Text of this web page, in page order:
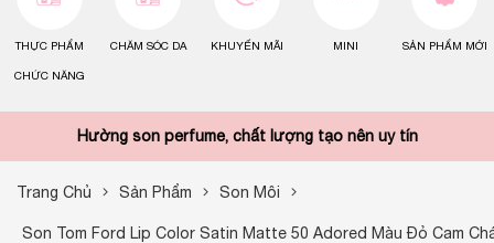
THỰC PHẨM
CHỨC NĂNG
CHĂM SÓC DA KHUYẾN MÃI MINI SẢN PHẨM MỚI
Hường son perfume, chất lượng tạo nên uy tín
Trang Chủ Sản Phẩm Son Môi
Son Tom Ford Lip Color Satin Matte 50 Adored Màu Đỏ Cam